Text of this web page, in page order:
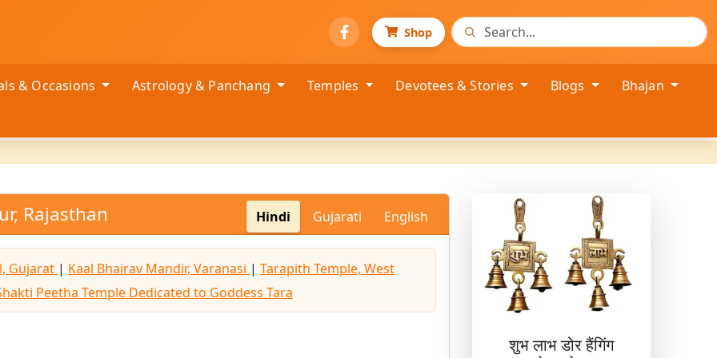
Shop
& Occasions Astrology & Panchang Temples Devotees & Stories Blogs
Bhajan
Rajasthan Hindi Gujarati English
Gujarat | Kaal Bhairav Mandir, Varanasi |Tarapith Temple, West
Peetha Temple Dedicated to Goddess Tara
शुभ लाभ डोर हैंगिंग